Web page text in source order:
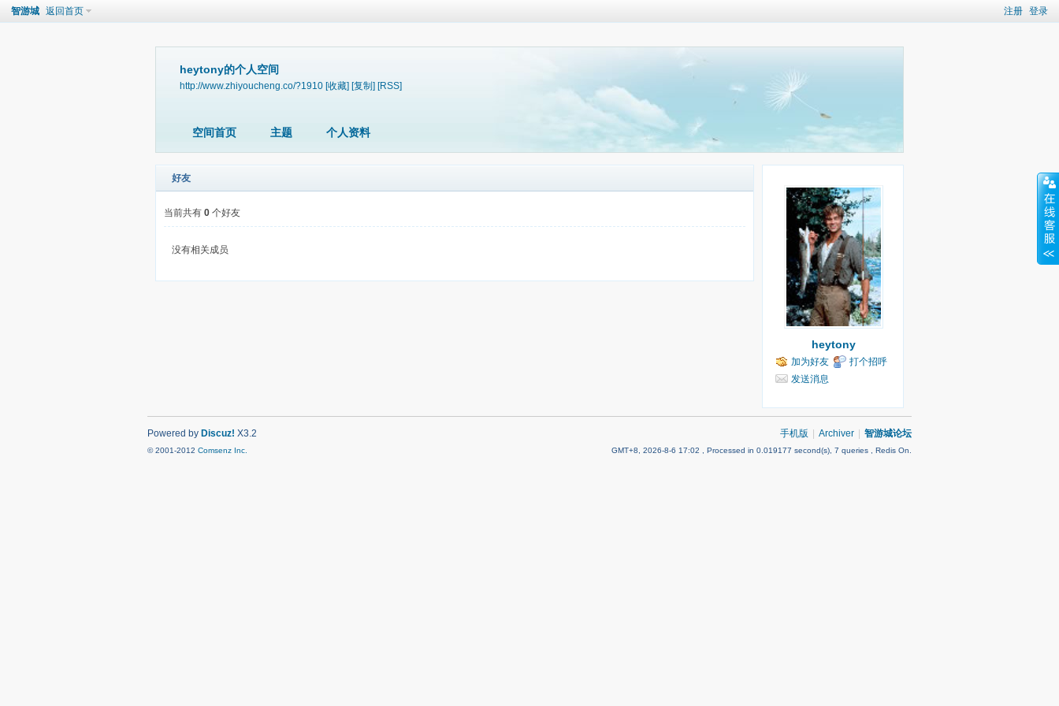
注册 登录
智游城 返回首页
heytony的个人空间
http://www.zhiyoucheng.co/?1910 [收藏] [复制] [RSS]
空间首页 主题 个人资料
好友
当前共有 0 个好友
没有相关成员
heytony
加为好友
打个招呼
发送消息
手机版 | Archiver | 智游城论坛
GMT+8, 2026-8-6 17:02 , Processed in 0.019177 second(s), 7 queries , Redis On.
Powered by Discuz! X3.2
© 2001-2012 Comsenz Inc.